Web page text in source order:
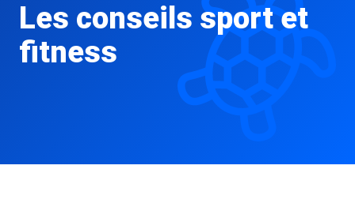
Les conseils sport et
fitness